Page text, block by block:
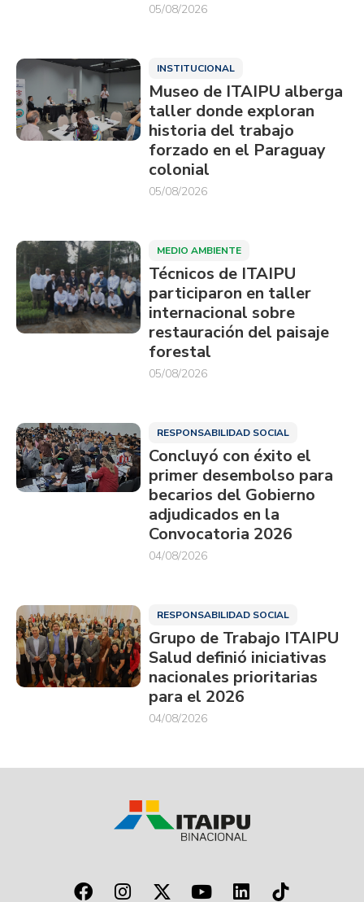
05/08/2026
INSTITUCIONAL
Museo de ITAIPU alberga
taller donde exploran
historia del trabajo
forzado en el Paraguay
colonial
05/08/2026
MEDIO AMBIENTE
Técnicos de ITAIPU
participaron en taller
internacional sobre
restauración del paisaje
forestal
05/08/2026
RESPONSABILIDAD SOCIAL
Concluyó con éxito el
primer desembolso para
becarios del Gobierno
adjudicados en la
Convocatoria 2026
04/08/2026
RESPONSABILIDAD SOCIAL
Grupo de Trabajo ITAIPU
Salud definió iniciativas
nacionales prioritarias
para el 2026
04/08/2026